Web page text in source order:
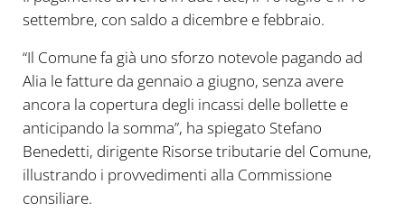
settembre, con saldo a dicembre e febbraio.
“Il Comune fa già uno sforzo notevole pagando ad
Alia le fatture da gennaio a giugno, senza avere
ancora la copertura degli incassi delle bollette e
anticipando la somma”, ha spiegato Stefano
Benedetti, dirigente Risorse tributarie del Comune,
illustrando i provvedimenti alla Commissione
consiliare.